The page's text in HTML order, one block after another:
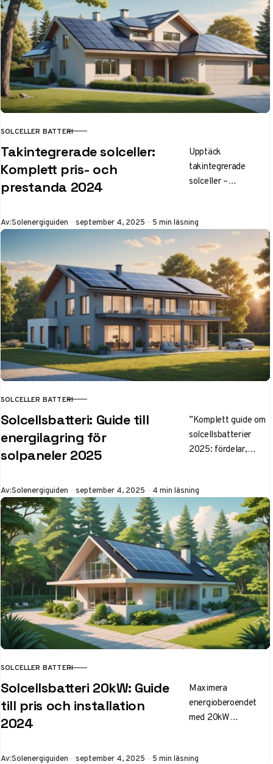
KATEGORI
SOLCELLER BATTERI
Takintegrerade solceller:
Komplett pris- och
prestanda 2024
Upptäck
takintegrerade
solceller –
2024. Din kompletta
guide för att välja
rätt solcellstak som
kombinerar estetik
och
energieffektivitet.
Av:Solenergiguiden Publicerad
september 4, 2025 5 min läsning
KATEGORI
SOLCELLER BATTERI
Solcellsbatteri: Guide till
energilagring för
solpaneler 2025
”Komplett guide om
solcellsbatterier
2025: fördelar,
Maximera din
självförsörjning och
minska elräkningen
med rätt
energilagring.”
Av:Solenergiguiden Publicerad
september 4, 2025 4 min läsning
KATEGORI
SOLCELLER BATTERI
Solcellsbatteri 20kW: Guide
till pris och installation
2024
Maximera
energioberoendet
med 20kW
fördelar och ROI för
Av:Solenergiguiden Publicerad
september 4, 2025 5 min läsning